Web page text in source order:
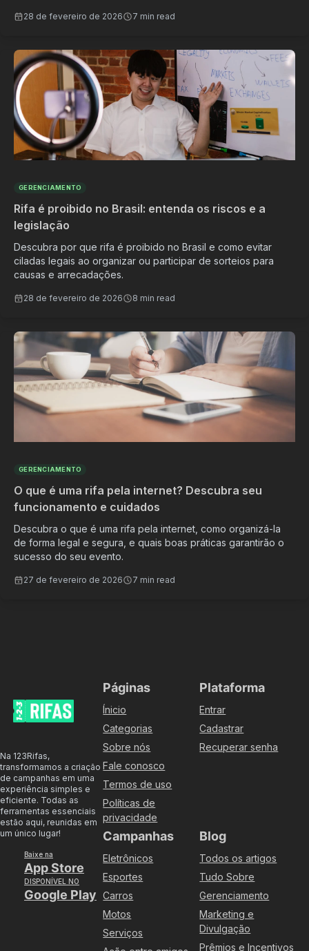
28 de fevereiro de 2026 7 min read
GERENCIAMENTO
Rifa é proibido no Brasil: entenda os riscos e a
legislação
Descubra por que rifa é proibido no Brasil e como evitar
ciladas legais ao organizar ou participar de sorteios para
causas e arrecadações.
28 de fevereiro de 2026 8 min read
GERENCIAMENTO
O que é uma rifa pela internet? Descubra seu
funcionamento e cuidados
Descubra o que é uma rifa pela internet, como organizá-la
de forma legal e segura, e quais boas práticas garantirão o
sucesso do seu evento.
27 de fevereiro de 2026 7 min read
Na 123Rifas,
transformamos a criação
de campanhas em uma
experiência simples e
eficiente. Todas as
ferramentas essenciais
estão aqui, reunidas em
um único lugar!
Baixe na
App Store
DISPONÍVEL NO
Google Play
Páginas
Ínicio
Categorias
Sobre nós
Fale conosco
Termos de uso
Políticas de
privacidade
Plataforma
Entrar
Cadastrar
Recuperar senha
Campanhas
Eletrônicos
Esportes
Carros
Motos
Serviços
Blog
Todos os artigos
Tudo Sobre
Gerenciamento
Marketing e
Divulgação
Prêmios e Incentivos